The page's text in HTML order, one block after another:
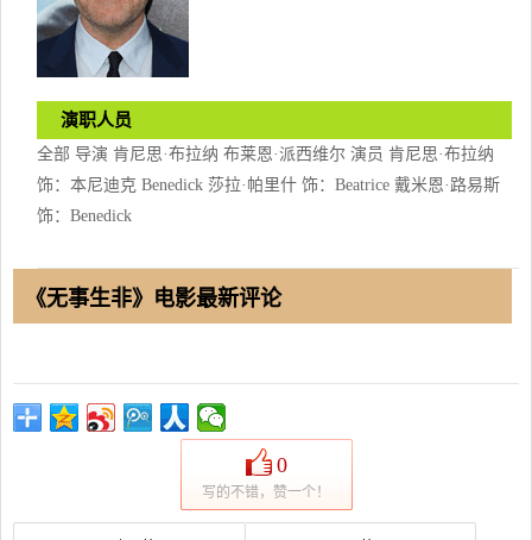
演职人员
全部 导演 肯尼思·布拉纳 布莱恩·派西维尔 演员 肯尼思·布拉纳
饰：本尼迪克 Benedick 莎拉·帕里什 饰：Beatrice 戴米恩·路易斯
饰：Benedick
《无事生非》电影最新评论
0
写的不错，赞一个！